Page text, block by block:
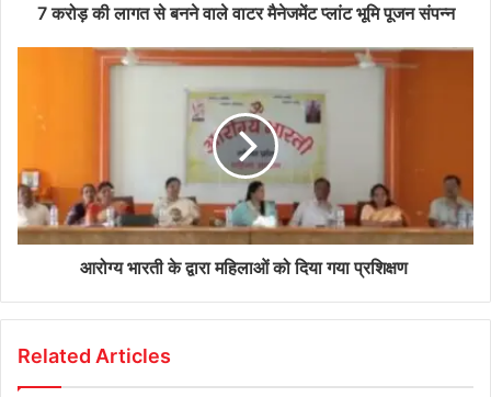
7 करोड़ की लागत से बनने वाले वाटर मैनेजमेंट प्लांट भूमि पूजन संपन्न
आरोग्य भारती के द्वारा महिलाओं को दिया गया प्रशिक्षण
Related Articles